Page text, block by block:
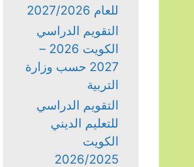
للعام 2027/2026
التقويم الدراسي
الكويت 2026 –
2027 حسب وزارة
التربية
التقويم الدراسي
للتعليم الديني
الكويت
2026/2025